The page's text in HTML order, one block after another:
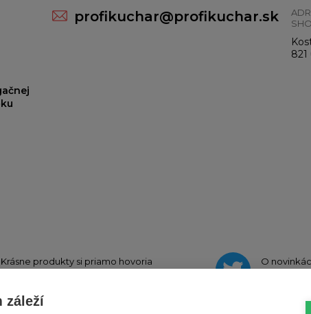
záleží
profikuchar@profikuchar.sk
821
Krásne produkty si priamo hovoria O